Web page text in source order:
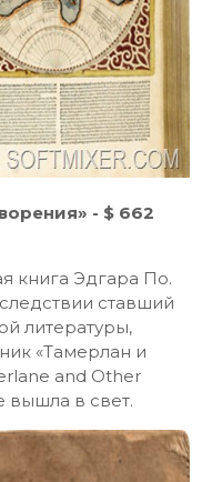
- $ 662
книга Эдгара По.
ставший
литературы,
«Тамерлан и
and Other
вышла в свет.